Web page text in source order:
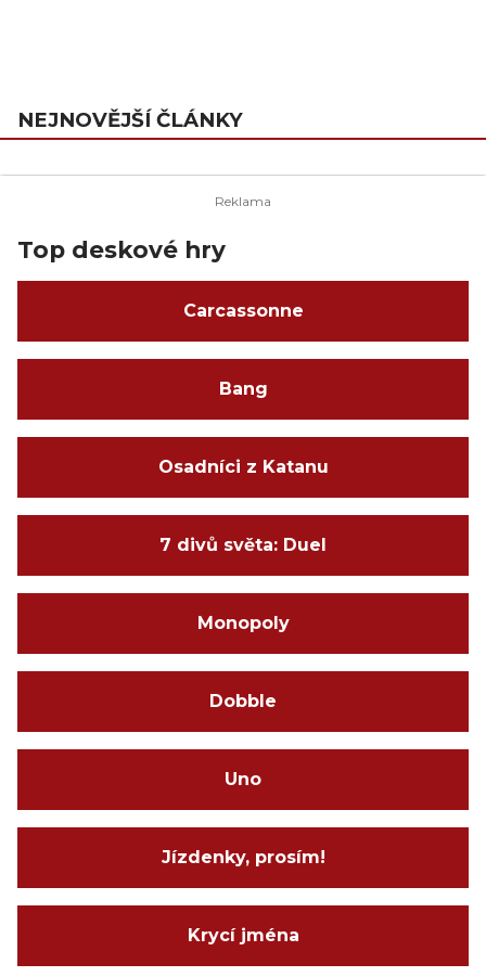
NEJNOVĚJŠÍ ČLÁNKY
Top deskové hry
Carcassonne
Bang
Osadníci z Katanu
7 divů světa: Duel
Monopoly
Dobble
Uno
Jízdenky, prosím!
Krycí jména